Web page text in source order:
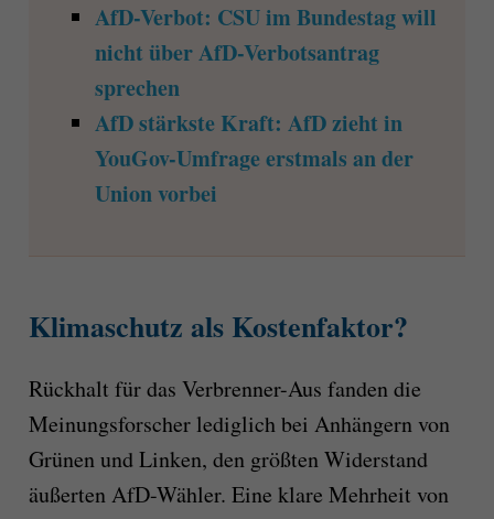
AfD-Verbot: CSU im Bundestag will
nicht über AfD-Verbotsantrag
sprechen
AfD stärkste Kraft: AfD zieht in
YouGov-Umfrage erstmals an der
Union vorbei
Klimaschutz als Kostenfaktor?
Rückhalt für das Verbrenner-Aus fanden die
Meinungsforscher lediglich bei Anhängern von
Grünen und Linken, den größten Widerstand
äußerten AfD-Wähler. Eine klare Mehrheit von